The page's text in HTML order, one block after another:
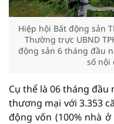
Hiệp hội Bất động sản
Thường trực UBND
động sản 6 tháng đầu
số nội
Cụ thể là 06 tháng đầu
thương mại với 3.353
động vốn (100% nhà